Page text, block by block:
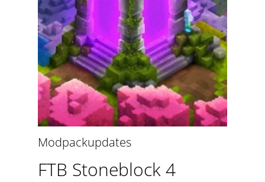
Modpackupdates
FTB Stoneblock 4